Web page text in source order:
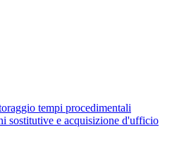
tempi procedimentali
sostitutive e acquisizione d'ufficio